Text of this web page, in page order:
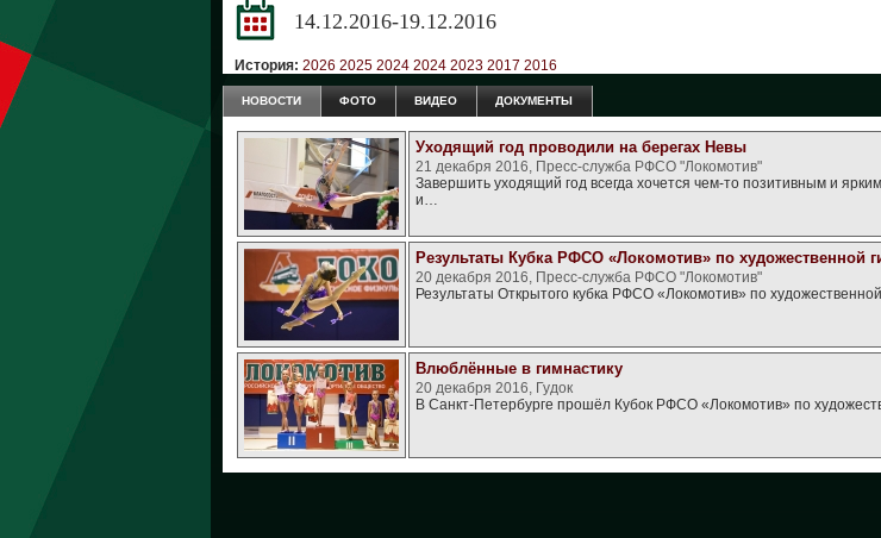
14.12.2016-19.12.2016
История: 2026 2025 2024 2024 2023 2017 2016
НОВОСТИ ФОТО ВИДЕО ДОКУМЕНТЫ
Уходящий год проводили на берегах Невы
21 декабря 2016, Пресс-служба РФСО "Локомотив"
Завершить уходящий год всегда хочется чем-то позитивным и
и…
Результаты Кубка РФСО «Локомотив» по художественной
20 декабря 2016, Пресс-служба РФСО "Локомотив"
Результаты Открытого кубка РФСО «Локомотив» по
Влюблённые в гимнастику
20 декабря 2016, Гудок
В Санкт-Петербурге прошёл Кубок РФСО «Локомотив» по